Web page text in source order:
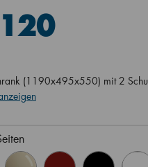
(1190x495x550) mit 2